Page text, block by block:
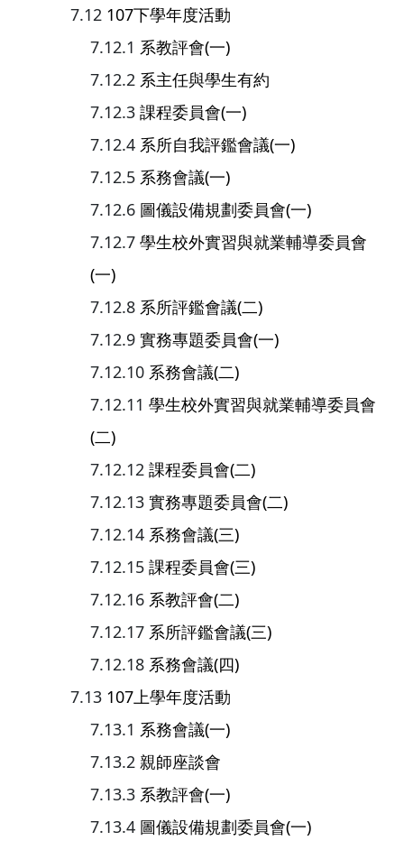
107下學年度活動
系教評會(一)
系主任與學生有約
課程委員會(一)
系所自我評鑑會議(一)
系務會議(一)
圖儀設備規劃委員會(一)
學生校外實習與就業輔導委員會
(一)
系所評鑑會議(二)
實務專題委員會(一)
系務會議(二)
學生校外實習與就業輔導委員會
(二)
課程委員會(二)
實務專題委員會(二)
系務會議(三)
課程委員會(三)
系教評會(二)
系所評鑑會議(三)
系務會議(四)
107上學年度活動
系務會議(一)
親師座談會
系教評會(一)
圖儀設備規劃委員會(一)